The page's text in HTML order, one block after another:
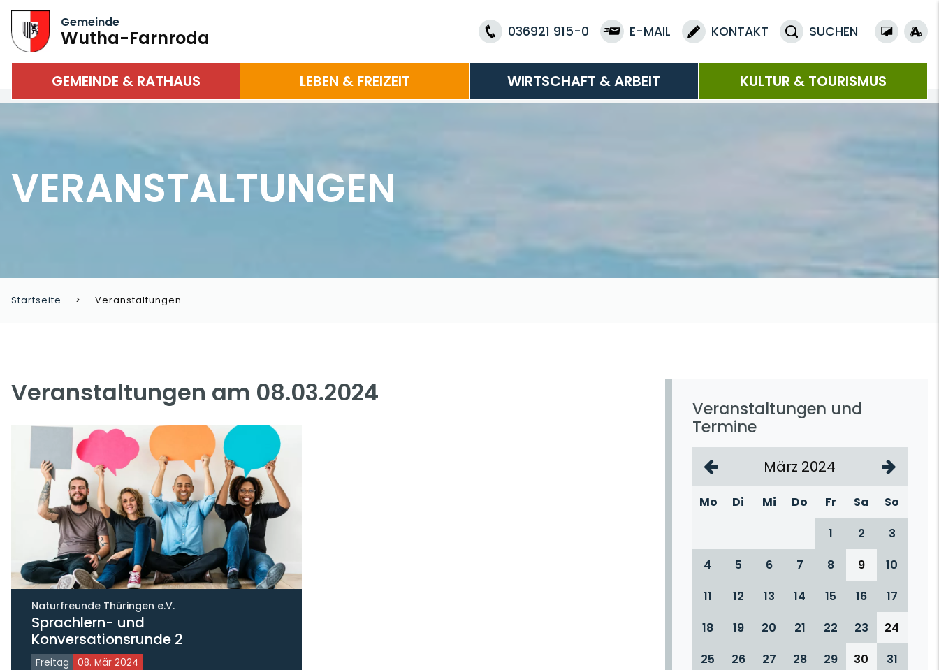
Gemeinde
Wutha-Farnroda 036921 915-0 E-MAIL KONTAKT SUCHEN
GEMEINDE & RATHAUS LEBEN & FREIZEIT WIRTSCHAFT & ARBEIT KULTUR & TOURISMUS
VERANSTALTUNGEN
Startseite Veranstaltungen
Veranstaltungen am 08.03.2024
Naturfreunde Thüringen e.V.
Sprachlern- und
Konversationsrunde 2
Freitag 08. Mär 2024
Veranstaltungen und
Termine
März 2024
Mo Di Mi Do Fr Sa
So
1
2
3
4
5 6 7 8 9
10
11
12 13 14 15 16
17
18
19 20 21 22 23
24
25
26 27 28 29 30 31